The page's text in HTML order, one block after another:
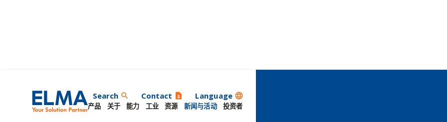
Search search Contact contact_page Language language
产品
关于 能力 工业 资源 新闻与活动 投资者
新闻与活动